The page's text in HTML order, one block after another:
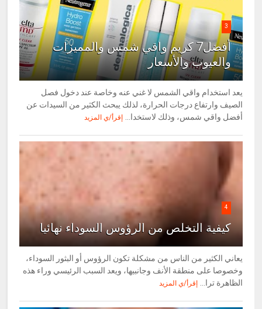
3
أفضل7 كريم واقي شمس والمميزات
والعيوب والأسعار
يعد استخدام واقي الشمس لا غني عنه وخاصة عند دخول فصل
الصيف وارتفاع درجات الحرارة، لذلك يبحث الكثير من السيدات عن
أفضل واقي شمس، وذلك لاستخدا...
إقرأ/ي المزيد
4
كيفية التخلص من الرؤوس السوداء نهائيا
يعاني الكثير من الناس من مشكلة تكون الرؤوس أو البثور السوداء،
وخصوصا على منطقة الأنف وجانبيها، ويعد السبب الرئيسي وراء هذه
الظاهرة ترا...
إقرأ/ي المزيد